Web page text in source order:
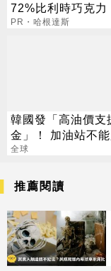
72%比利時巧克力
爆紅！
PR・哈根達斯
韓國發「高油價支
金」！ 加油站不
怨
全球
推薦閱讀